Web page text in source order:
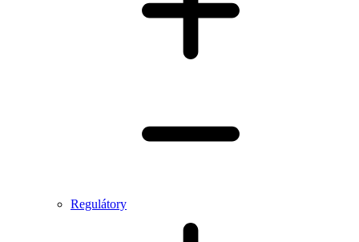
Regulátory